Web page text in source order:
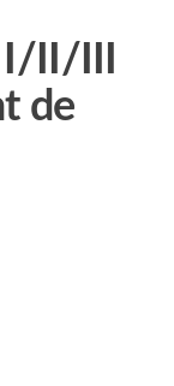
II/III
de